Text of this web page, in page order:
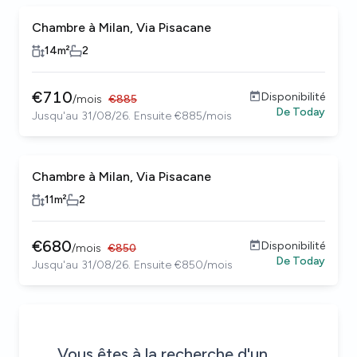
Chambre à Milan, Via Pisacane
14m² 2
€710/mois €885
Jusqu'au 31/08/26. Ensuite €885/mois
Disponibilité
De Today
Chambre à Milan, Via Pisacane
11m² 2
€680/mois €850
Jusqu'au 31/08/26. Ensuite €850/mois
Disponibilité
De Today
House alert
Soyez le premier informé des nouvelles propriétés qui
House alert
Alerte envoyée !